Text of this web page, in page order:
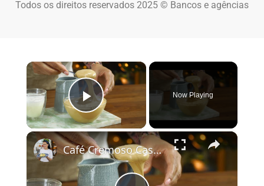
Todos os direitos reservados 2025 © Bancos e agências
×
Play Video
Now Playing
×
Café Cremoso Caseiro